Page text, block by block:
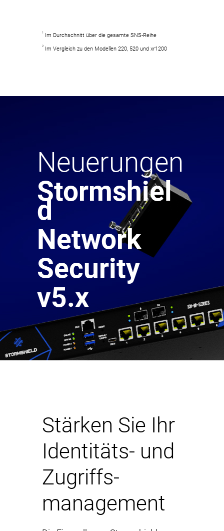
1 Im Durchschnitt über die gesamte SNS-Reihe
2 Im Vergleich zu den Modellen 220, 520 und xr1200
Neuerungen
Stormshiel
d
Network
Security
v5.x
Stärken Sie Ihr
Identitäts- und
Zugriffs-
management